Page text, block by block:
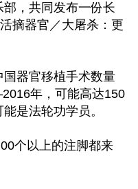
，共同发布一份长
摘器官／大屠杀：更
器官移植手术数量
年，可能高达150
是法轮功学员。
个以上的注脚都来